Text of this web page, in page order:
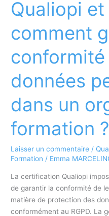
argument
pour
plus
clients
Qualiopi et
comment
conformité
données
dans un
formation ?
Laisser un commentaire /
Formation / Emma
La certification Qualiopi
de garantir la conformité de
matière de protection des
conformément au RGPD. La